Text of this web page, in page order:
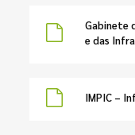
Gabinete
e das
IMPIC –